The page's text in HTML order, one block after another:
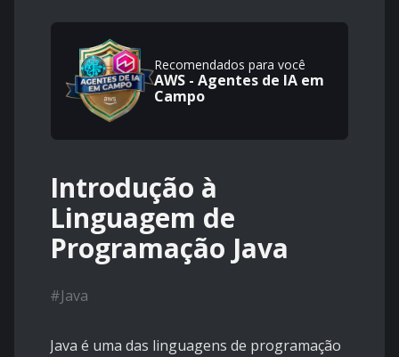
Recomendados para você
AWS - Agentes de IA em
Campo
Introdução à
Linguagem de
Programação Java
#Java
Java é uma das linguagens de programação